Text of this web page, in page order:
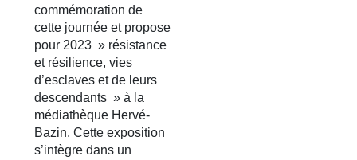
commémoration de
cette journée et propose
pour 2023 » résistance
et résilience, vies
d’esclaves et de leurs
descendants » à la
médiathèque Hervé-
Bazin. Cette exposition
s’intègre dans un